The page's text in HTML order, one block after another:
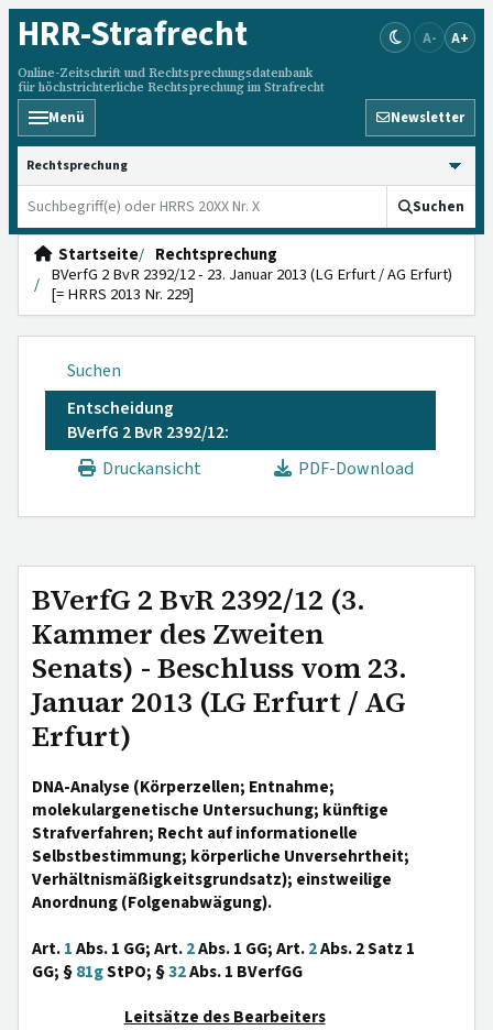
HRR-Strafrecht
Online-Zeitschrift und Rechtsprechungsdatenbank
für höchstrichterliche Rechtsprechung im Strafrecht
A- A+
Menü Newsletter
HRRS durchsuchen
Suchen
Startseite
Rechtsprechung
BVerfG 2 BvR 2392/12 - 23. Januar 2013 (LG Erfurt / AG Erfurt)
[= HRRS 2013 Nr. 229]
Suchen
Entscheidung
BVerfG 2 BvR 2392/12:
Druckansicht
PDF-Download
BVerfG 2 BvR 2392/12 (3.
Kammer des Zweiten
Senats) - Beschluss vom 23.
Januar 2013 (LG Erfurt / AG
Erfurt)
DNA-Analyse (Körperzellen; Entnahme;
molekulargenetische Untersuchung; künftige
Strafverfahren; Recht auf informationelle
Selbstbestimmung; körperliche Unversehrtheit;
Verhältnismäßigkeitsgrundsatz); einstweilige
Anordnung (Folgenabwägung).
Art.1Abs. 1 GG; Art.2Abs. 1 GG; Art.2Abs. 2 Satz 1
GG; §81gStPO; §32Abs. 1 BVerfGG
Leitsätze des Bearbeiters